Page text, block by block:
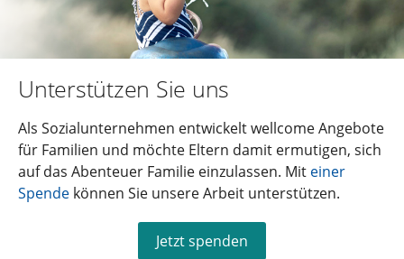
Unterstützen Sie uns
Als Sozialunternehmen entwickelt wellcome Angebote
für Familien und möchte Eltern damit ermutigen, sich
auf das Abenteuer Familie einzulassen. Mit einer
Spende können Sie unsere Arbeit unterstützen.
Jetzt spenden